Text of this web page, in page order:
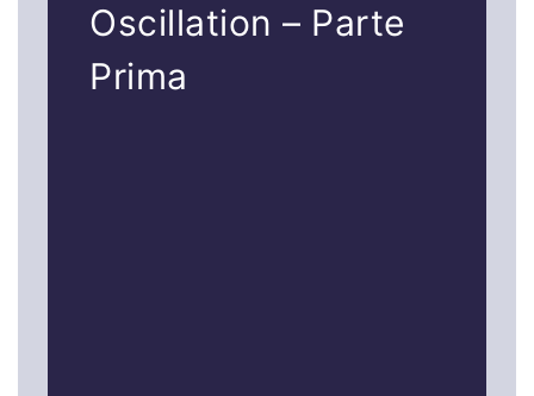
Oscillation – Parte
Prima